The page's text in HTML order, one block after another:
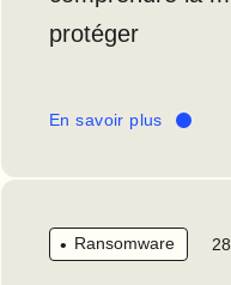
protéger
En savoir plus
Ransomware